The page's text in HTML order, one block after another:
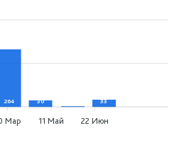
264 30 33
Мар 11 Май 22 Июн